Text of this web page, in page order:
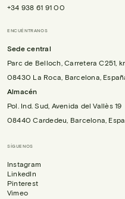
+34 938 61 91 00
ENCUÉNTRANOS
Sede central
Parc de Belloch, Carretera C251,
08430 La Roca, Barcelona,
Almacén
Pol. Ind. Sud, Avenida del Vallès 19
08440 Cardedeu, Barcelona,
SÍGUENOS
Instagram
LinkedIn
Pinterest
Vimeo